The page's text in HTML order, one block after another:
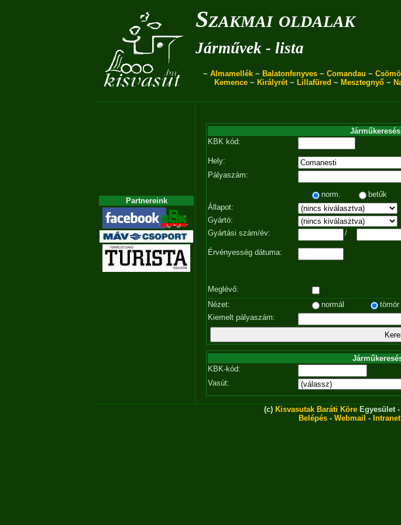
Szakmai oldalak
Járművek - lista
~ Almamellék ~ Balatonfenyves ~ Comandau ~
Kemence~ Királyrét~ Lillafüred ~ Mesztegnyő~
Partnereink
KBK kód:
Hely:
Pályaszám:
norm.
betűk
Állapot:
Gyártó:
Gyártási szám/év:
/
Érvényesség dátuma:
Meglévő:
Nézet:
normál tömör
Kiemelt pályaszám:
KBK-kód:
Vasút:
(c) Kisvasutak Baráti Köre Egyesület -
Belépés - Webmail - Intranet